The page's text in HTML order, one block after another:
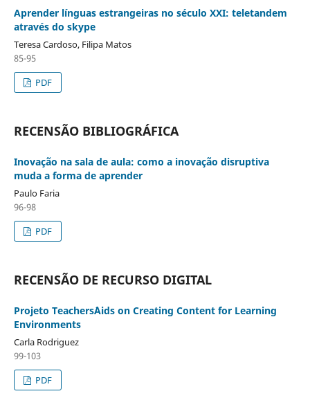
Aprender línguas estrangeiras no século XXI: teletandem
através do skype
Teresa Cardoso, Filipa Matos
85-95
PDF
RECENSÃO BIBLIOGRÁFICA
Inovação na sala de aula: como a inovação disruptiva
muda a forma de aprender
Paulo Faria
96-98
PDF
RECENSÃO DE RECURSO DIGITAL
Projeto Teachers´Aids on Creating Content for Learning
Environments
Carla Rodriguez
99-103
PDF